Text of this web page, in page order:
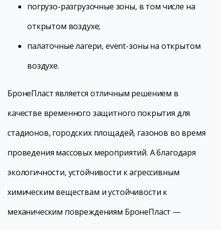
погрузо-разгрузочные зоны, в том числе на
открытом воздухе;
палаточные лагери, event-зоны на открытом
воздухе.
БронеПласт является отличным решением в
качестве временного защитного покрытия для
стадионов, городских площадей, газонов во время
проведения массовых мероприятий. А благодаря
экологичности, устойчивости к агрессивным
химическим веществам и устойчивости к
механическим повреждениям БронеПласт —